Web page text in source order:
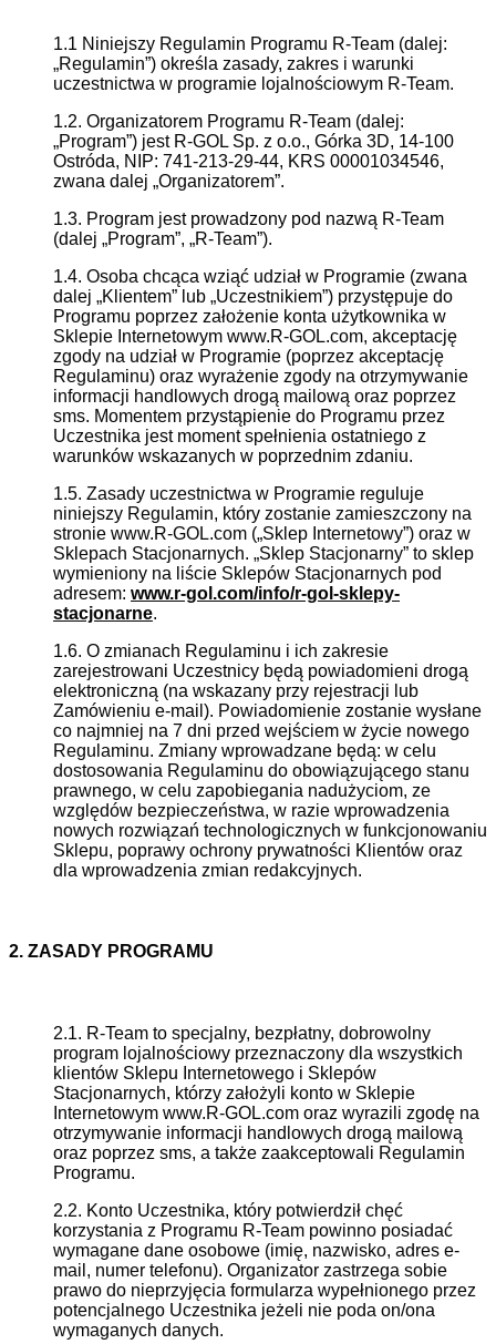
1.1 Niniejszy Regulamin Programu R-Team (dalej:
„Regulamin”) określa zasady, zakres i warunki
uczestnictwa w programie lojalnościowym R-Team.
1.2. Organizatorem Programu R-Team (dalej:
„Program”) jest R-GOL Sp. z o.o., Górka 3D, 14-100
Ostróda, NIP: 741-213-29-44, KRS 00001034546,
zwana dalej „Organizatorem”.
1.3. Program jest prowadzony pod nazwą R-Team
(dalej „Program”, „R-Team”).
1.4. Osoba chcąca wziąć udział w Programie (zwana
dalej „Klientem” lub „Uczestnikiem”) przystępuje do
Programu poprzez założenie konta użytkownika w
Sklepie Internetowym www.R-GOL.com, akceptację
zgody na udział w Programie (poprzez akceptację
Regulaminu) oraz wyrażenie zgody na otrzymywanie
informacji handlowych drogą mailową oraz poprzez
sms. Momentem przystąpienie do Programu przez
Uczestnika jest moment spełnienia ostatniego z
warunków wskazanych w poprzednim zdaniu.
1.5. Zasady uczestnictwa w Programie reguluje
niniejszy Regulamin, który zostanie zamieszczony na
stronie www.R-GOL.com („Sklep Internetowy”) oraz w
Sklepach Stacjonarnych. „Sklep Stacjonarny” to sklep
wymieniony na liście Sklepów Stacjonarnych pod
adresem: www.r-gol.com/info/r-gol-sklepy-
stacjonarne.
1.6. O zmianach Regulaminu i ich zakresie
zarejestrowani Uczestnicy będą powiadomieni drogą
elektroniczną (na wskazany przy rejestracji lub
Zamówieniu e-mail). Powiadomienie zostanie wysłane
co najmniej na 7 dni przed wejściem w życie nowego
Regulaminu. Zmiany wprowadzane będą: w celu
dostosowania Regulaminu do obowiązującego stanu
prawnego, w celu zapobiegania nadużyciom, ze
względów bezpieczeństwa, w razie wprowadzenia
nowych rozwiązań technologicznych w funkcjonowaniu
Sklepu, poprawy ochrony prywatności Klientów oraz
dla wprowadzenia zmian redakcyjnych.
2. ZASADY PROGRAMU
2.1. R-Team to specjalny, bezpłatny, dobrowolny
program lojalnościowy przeznaczony dla wszystkich
klientów Sklepu Internetowego i Sklepów
Stacjonarnych, którzy założyli konto w Sklepie
Internetowym www.R-GOL.com oraz wyrazili zgodę na
otrzymywanie informacji handlowych drogą mailową
oraz poprzez sms, a także zaakceptowali Regulamin
Programu.
2.2. Konto Uczestnika, który potwierdził chęć
korzystania z Programu R-Team powinno posiadać
wymagane dane osobowe (imię, nazwisko, adres e-
mail, numer telefonu). Organizator zastrzega sobie
prawo do nieprzyjęcia formularza wypełnionego przez
potencjalnego Uczestnika jeżeli nie poda on/ona
wymaganych danych.